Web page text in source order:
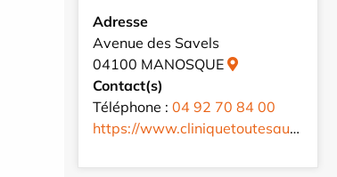
Adresse
Avenue des Savels
04100 MANOSQUE
Contact(s)
Téléphone : 04 92 70 84 00
https://www.cliniquetoutesaures.fr/fr/